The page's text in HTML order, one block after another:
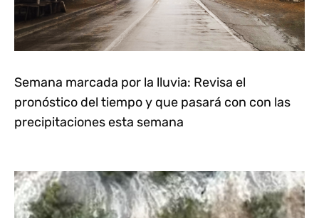
Semana marcada por la lluvia: Revisa el
pronóstico del tiempo y que pasará con con las
precipitaciones esta semana